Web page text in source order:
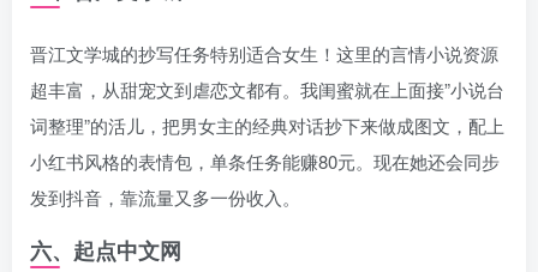
晋江文学城的抄写任务特别适合女生！这里的言情小说资源
超丰富，从甜宠文到虐恋文都有。我闺蜜就在上面接”小说台
词整理”的活儿，把男女主的经典对话抄下来做成图文，配上
小红书风格的表情包，单条任务能赚80元。现在她还会同步
发到抖音，靠流量又多一份收入。
六、起点中文网